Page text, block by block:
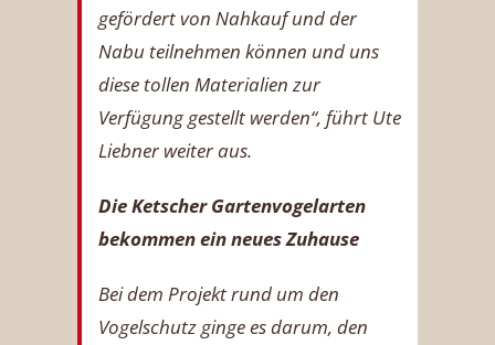
gefördert von Nahkauf und der
Nabu teilnehmen können und uns
diese tollen Materialien zur
Verfügung gestellt werden“, führt Ute
Liebner weiter aus.
Die Ketscher Gartenvogelarten
bekommen ein neues Zuhause
Bei dem Projekt rund um den
Vogelschutz ginge es darum, den